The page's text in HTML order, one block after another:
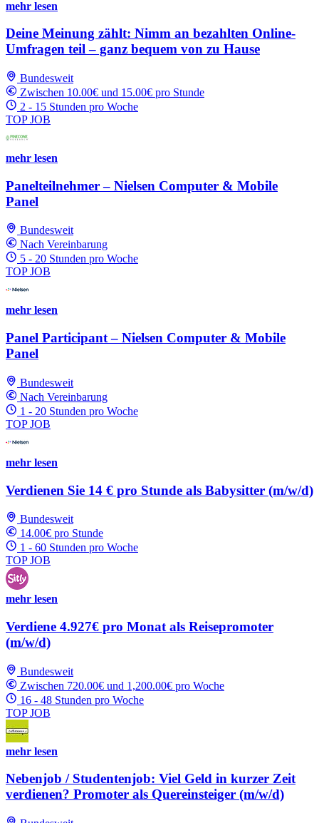
mehr lesen
Deine Meinung zählt: Nimm an bezahlten Online-
Umfragen teil – ganz bequem von zu Hause
Bundesweit
Zwischen 10.00€ und 15.00€ pro Stunde
2 - 15 Stunden pro Woche
TOP JOB
mehr lesen
Panelteilnehmer – Nielsen Computer & Mobile
Panel
Bundesweit
Nach Vereinbarung
5 - 20 Stunden pro Woche
TOP JOB
mehr lesen
Panel Participant – Nielsen Computer & Mobile
Panel
Bundesweit
Nach Vereinbarung
1 - 20 Stunden pro Woche
TOP JOB
mehr lesen
Verdienen Sie 14 € pro Stunde als Babysitter (m/w/d)
Bundesweit
14.00€ pro Stunde
1 - 60 Stunden pro Woche
TOP JOB
mehr lesen
Verdiene 4.927€ pro Monat als Reisepromoter
(m/w/d)
Bundesweit
Zwischen 720.00€ und 1,200.00€ pro Woche
16 - 48 Stunden pro Woche
TOP JOB
mehr lesen
Nebenjob / Studentenjob: Viel Geld in kurzer Zeit
verdienen? Promoter als Quereinsteiger (m/w/d)